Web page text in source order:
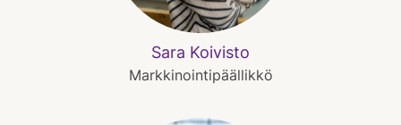
Sara Koivisto
Markkinointipäällikkö